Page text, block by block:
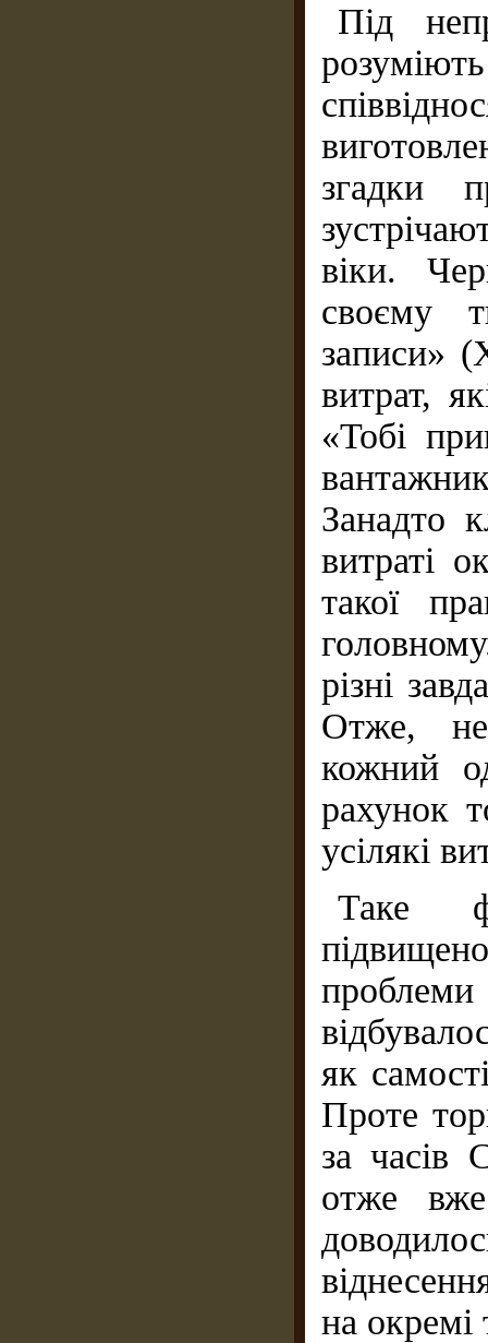
Під
згадки
віки.
своєму
записи»
витрат,
«Тобі
Занадто
витраті
такої
різні
Отже,
кожний
рахунок
усілякі
Таке
як
Проте
за часів
отже
на окремі